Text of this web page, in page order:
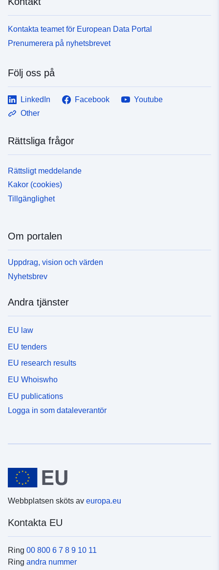
Kontakta teamet för European Data Portal
Prenumerera på nyhetsbrevet
Följ oss på
LinkedIn Facebook
Youtube
Other
Rättsliga frågor
Rättsligt meddelande
Kakor (cookies)
Tillgänglighet
Om portalen
Uppdrag, vision och värden
Nyhetsbrev
Andra tjänster
EU law
EU tenders
EU research results
EU Whoiswho
EU publications
Logga in som dataleverantör
Webbplatsen sköts av europa.eu
Kontakta EU
Ring 00 800 6 7 8 9 10 11
Ring andra nummer